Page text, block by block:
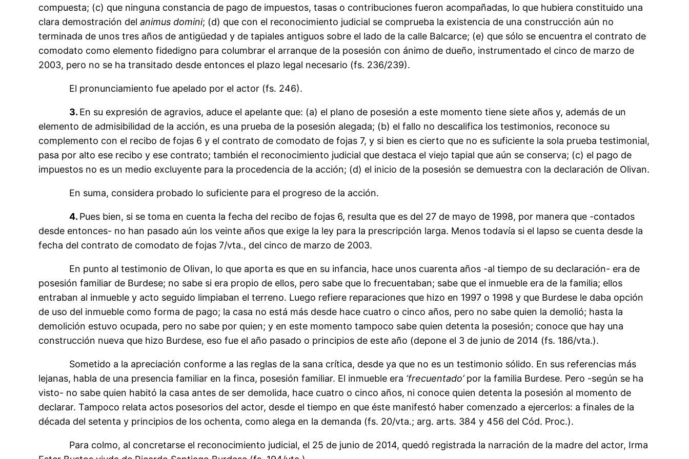
compuesta; (c) que ninguna constancia de pago de impuestos, tasas o contribuciones fueron acompañadas, lo que hubiera constituido una
clara demostración delanimus domini; (d) que con el reconocimiento judicial se comprueba la existencia de una construcción aún no
terminada de unos tres años de antigüedad y de tapiales antiguos sobre el lado de la calle Balcarce; (e) que sólo se encuentra el contrato de
comodato como elemento fidedigno para columbrar el arranque de la posesión con ánimo de dueño, instrumentado el cinco de marzo de
2003, pero no se ha transitado desde entonces el plazo legal necesario (fs. 236/239).
El pronunciamiento fue apelado por el actor (fs. 246).
3. En su expresión de agravios, aduce el apelante que: (a) el plano de posesión a este momento tiene siete años y, además de un
elemento de admisibilidad de la acción, es una prueba de la posesión alegada; (b) el fallo no descalifica los testimonios, reconoce su
complemento con el recibo de fojas 6 y el contrato de comodato de fojas 7, y si bien es cierto que no es suficiente la sola prueba testimonial,
pasa por alto ese recibo y ese contrato; también el reconocimiento judicial que destaca el viejo tapial que aún se conserva; (c) el pago de
impuestos no es un medio excluyente para la procedencia de la acción; (d) el inicio de la posesión se demuestra con la declaración de Olivan.
En suma, considera probado lo suficiente para el progreso de la acción.
4. Pues bien, si se toma en cuenta la fecha del recibo de fojas 6, resulta que es del 27 de mayo de 1998, por manera que -contados
desde entonces- no han pasado aún los veinte años que exige la ley para la prescripción larga. Menos todavía si el lapso se cuenta desde la
fecha del contrato de comodato de fojas 7/vta., del cinco de marzo de 2003.
En punto al testimonio de Olivan, lo que aporta es que en su infancia, hace unos cuarenta años -al tiempo de su declaración- era de
posesión familiar de Burdese; no sabe si era propio de ellos, pero sabe que lo frecuentaban; sabe que el inmueble era de la familia; ellos
entraban al inmueble y acto seguido limpiaban el terreno. Luego refiere reparaciones que hizo en 1997 o 1998 y que Burdese le daba opción
de uso del inmueble como forma de pago; la casa no está más desde hace cuatro o cinco años, pero no sabe quien la demolió; hasta la
demolición estuvo ocupada, pero no sabe por quien; y en este momento tampoco sabe quien detenta la posesión; conoce que hay una
construcción nueva que hizo Burdese, eso fue el año pasado o principios de este año (depone el 3 de junio de 2014 (fs. 186/vta.).
Sometido a la apreciación conforme a las reglas de la sana crítica, desde ya que no es un testimonio sólido. En sus referencias más
lejanas, habla de una presencia familiar en la finca, posesión familiar. El inmueble era ‘frecuentado’por la familia Burdese. Pero -según se ha
visto- no sabe quien habitó la casa antes de ser demolida, hace cuatro o cinco años, ni conoce quien detenta la posesión al momento de
declarar. Tampoco relata actos posesorios del actor, desde el tiempo en que éste manifestó haber comenzado a ejercerlos: a finales de la
década del setenta y principios de los ochenta, como alega en la demanda (fs. 20/vta.; arg. arts. 384 y 456 del Cód. Proc.).
Para colmo, al concretarse el reconocimiento judicial, el 25 de junio de 2014, quedó registrada la narración de la madre del actor, Irma